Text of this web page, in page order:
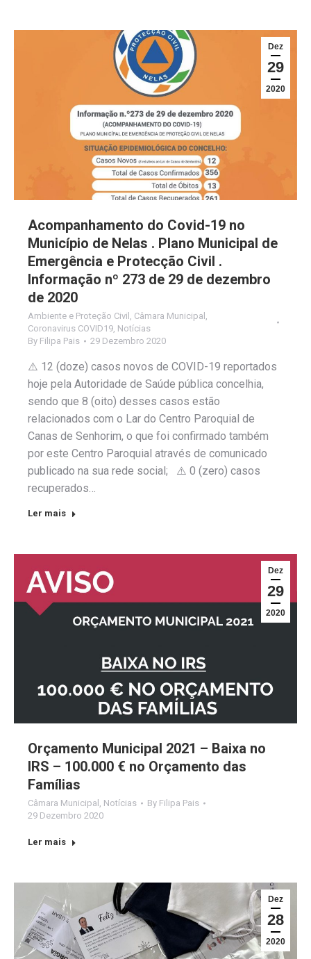
Dez
29
2020
Acompanhamento do Covid-19 no
Município de Nelas . Plano Municipal de
Emergência e Protecção Civil .
Informação nº 273 de 29 de dezembro
de 2020
Ambiente e Proteção Civil Câmara Municipal
Coronavirus COVID19 Notícias
By Filipa Pais 29 Dezembro 2020
⚠️ 12 (doze) casos novos de COVID-19 reportados
hoje pela Autoridade de Saúde pública concelhia,
sendo que 8 (oito) desses casos estão
relacionados com o Lar do Centro Paroquial de
Canas de Senhorim, o que foi confirmado também
por este Centro Paroquial através de comunicado
publicado na sua rede social; ⚠️ 0 (zero) casos
recuperados…
Ler mais
Dez
29
2020
Orçamento Municipal 2021 – Baixa no
IRS – 100.000 € no Orçamento das
Famílias
Câmara Municipal Notícias By Filipa Pais
29 Dezembro 2020
Ler mais
Dez
28
2020